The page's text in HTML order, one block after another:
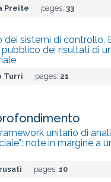
Preite pages: 33
dei sistemi di controllo.
dei risultati di
Turri pages: 21
unitario di
note in margine a
pages: 10